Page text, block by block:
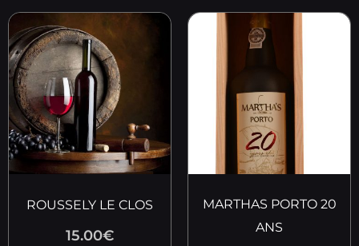
ROUSSELY LE CLOS
15.00€
MARTHAS PORTO 20
ANS